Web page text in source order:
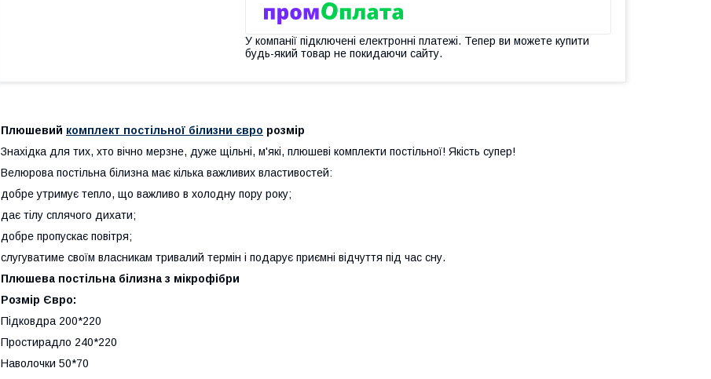
У компанії підключені електронні платежі. Тепер ви можете купити
будь-який товар не покидаючи сайту.
Плюшевий комплект постільної білизни євро розмір
Знахідка для тих, хто вічно мерзне, дуже щільні, м'які, плюшеві комплекти постільної! Якість супер!
Велюрова постільна білизна має кілька важливих властивостей:
добре утримує тепло, що важливо в холодну пору року;
дає тілу сплячого дихати;
добре пропускає повітря;
слугуватиме своїм власникам тривалий термін і подарує приємні відчуття під час сну.
Плюшева постільна білизна з мікрофібри
Розмір Євро:
Підковдра 200*220
Простирадло 240*220
Наволочки 50*70